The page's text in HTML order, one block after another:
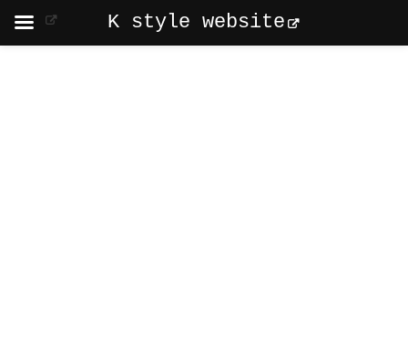
K style website